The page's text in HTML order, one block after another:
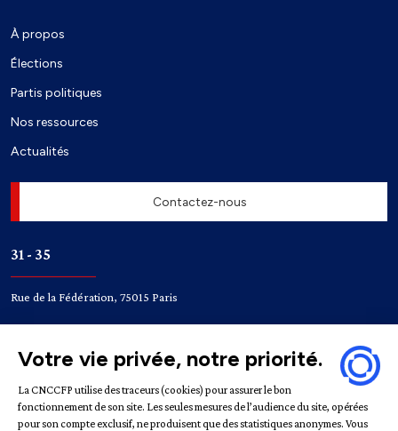
À propos
Élections
Partis politiques
Nos ressources
Actualités
Contactez-nous
31 - 35
Rue de la Fédération, 75015 Paris
Bir-Hakeim Champ de Mars